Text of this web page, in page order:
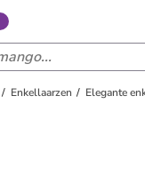
Enkellaarzen Elegante